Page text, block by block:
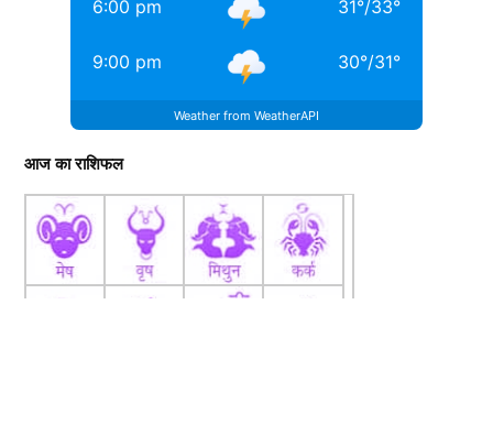
6:00 pm 31°/33°
9:00 pm 30°/31°
Weather from WeatherAPI
आज का राशिफल